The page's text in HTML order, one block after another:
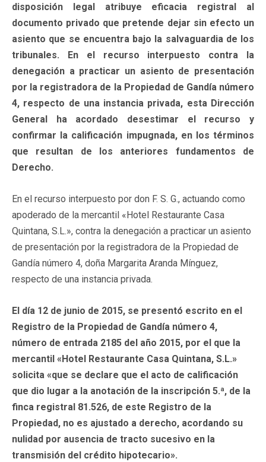
disposición legal atribuye eficacia registral al
documento privado que pretende dejar sin efecto un
asiento que se encuentra bajo la salvaguardia de los
tribunales. En el recurso interpuesto contra la
denegación a practicar un asiento de presentación
por la registradora de la Propiedad de Gandía número
4, respecto de una instancia privada, esta Dirección
General ha acordado desestimar el recurso y
confirmar la calificación impugnada, en los términos
que resultan de los anteriores fundamentos de
Derecho.
En el recurso interpuesto por don F. S. G., actuando como
apoderado de la mercantil «Hotel Restaurante Casa
Quintana, S.L.», contra la denegación a practicar un asiento
de presentación por la registradora de la Propiedad de
Gandía número 4, doña Margarita Aranda Mínguez,
respecto de una instancia privada.
El día 12 de junio de 2015, se presentó escrito en el
Registro de la Propiedad de Gandía número 4,
número de entrada 2185 del año 2015, por el que la
mercantil «Hotel Restaurante Casa Quintana, S.L.»
solicita «que se declare que el acto de calificación
que dio lugar a la anotación de la inscripción 5.ª, de la
finca registral 81.526, de este Registro de la
Propiedad, no es ajustado a derecho, acordando su
nulidad por ausencia de tracto sucesivo en la
transmisión del crédito hipotecario».